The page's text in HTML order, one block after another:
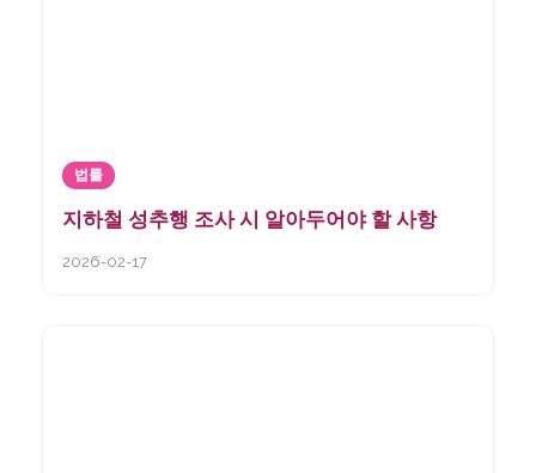
법률
지하철 성추행 조사 시 알아두어야 할 사항
2026-02-17